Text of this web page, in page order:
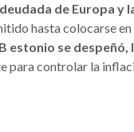
de Europa
hasta colocarse
estonio se
para controlar la